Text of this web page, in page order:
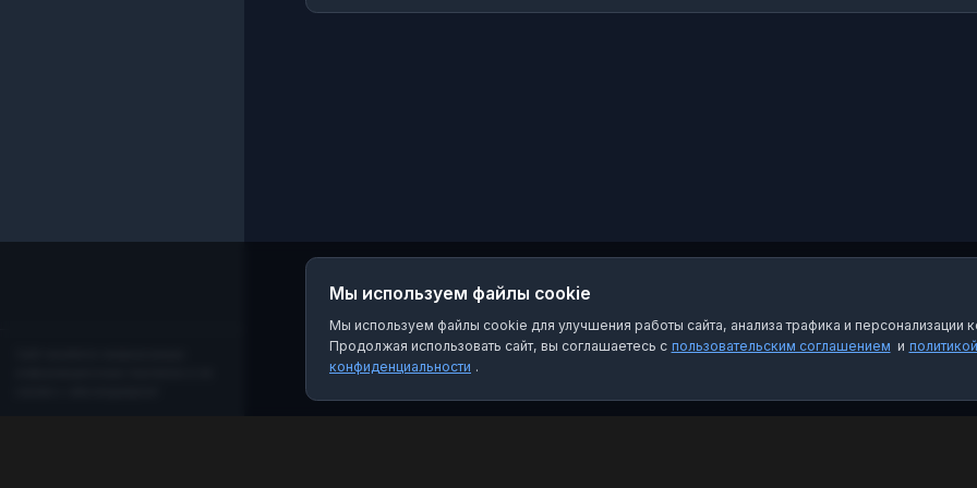
сериалов, эксклюзивы,
Мы используем файлы cookie
Мы используем файлы cookie для улучшения работы сайта, анализа трафика и персонализации
Продолжая использовать сайт, вы соглашаетесь с пользовательским соглашением и политикой
конфиденциальности .